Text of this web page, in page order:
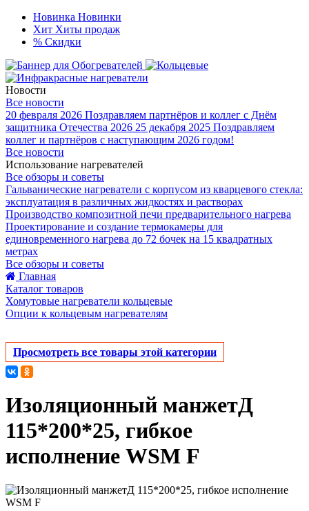
Новинка Новинки
Хит Хиты продаж
% Скидки
Новости
Все новости
20 февраля 2026 Поздравляем партнёров и коллег с Днём
защитника Отечества 2026 25 декабря 2025 Поздравляем
коллег и партнёров с наступающим 2026 годом!
Все новости
Использование нагревателей
Все обзоры и советы
Гальванические нагреватели с корпусом из кварцевого стекла:
эксплуатация в различных жидкостях и растворах
Производство композитной печи предварительного нагрева
Проектирование и создание термокамеры для
единовременного нагрева до 72 бочек на 15 квадратных
метрах
Все обзоры и советы
Главная
Каталог товаров
Хомутовые нагреватели кольцевые
Опции к кольцевым нагревателям
Просмотреть все товары этой категории
Изоляционный манжетД
115*200*25, гибкое
исполнение WSM F